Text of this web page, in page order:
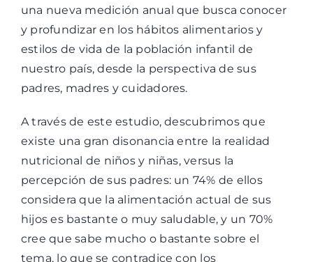
una nueva medición anual que busca conocer
y profundizar en los hábitos alimentarios y
estilos de vida de la población infantil de
nuestro país, desde la perspectiva de sus
padres, madres y cuidadores.
A través de este estudio, descubrimos que
existe una gran disonancia entre la realidad
nutricional de niños y niñas, versus la
percepción de sus padres: un 74% de ellos
considera que la alimentación actual de sus
hijos es bastante o muy saludable, y un 70%
cree que sabe mucho o bastante sobre el
tema, lo que se contradice con los